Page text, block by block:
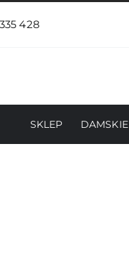
428
SKLEP DAMSKIE